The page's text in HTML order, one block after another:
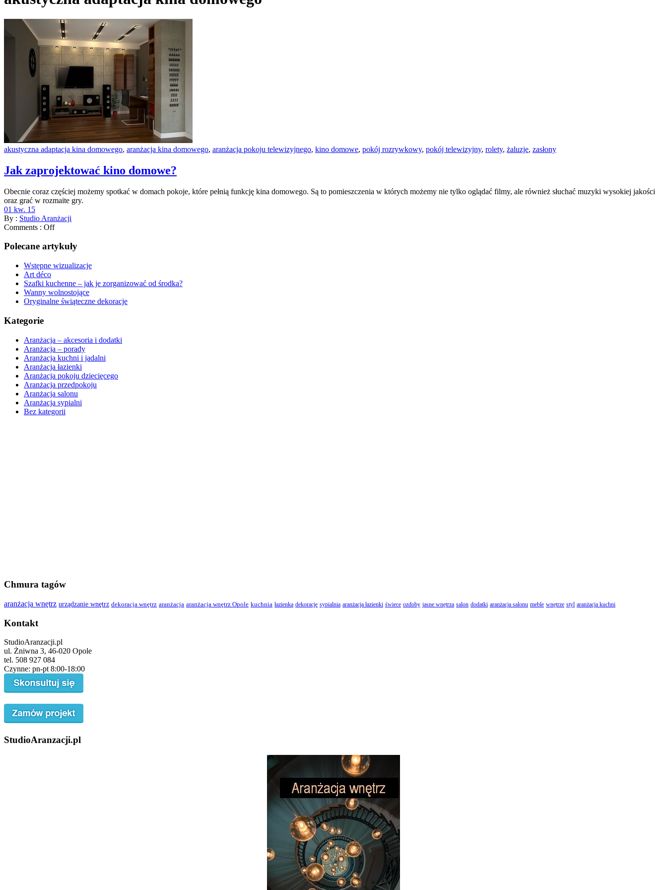
akustyczna adaptacja kina domowego, aranżacja kina domowego, aranżacja pokoju telewizyjnego, kino domowe, pokój rozrywkowy, pokój telewizyjny, rolety, żaluzje, zasłony
Jak zaprojektować kino domowe?
Obecnie coraz częściej możemy spotkać w domach pokoje, które pełnią funkcję kina domowego. Są to pomieszczenia w których możemy nie tylko oglądać filmy, ale również słuchać muzyki wysokiej jakości
oraz grać w rozmaite gry.
01 kw. 15
By : Studio Aranżacji
Comments : Off
Polecane artykuły
Wstępne wizualizacje
Art déco
Szafki kuchenne – jak je zorganizować od środka?
Wanny wolnostojące
Oryginalne świąteczne dekoracje
Kategorie
Aranżacja – akcesoria i dodatki
Aranżacja – porady
Aranżacja kuchni i jadalni
Aranżacja łazienki
Aranżacja pokoju dziecięcego
Aranżacja przedpokoju
Aranżacja salonu
Aranżacja sypialni
Bez kategorii
Chmura tagów
aranżacja wnętrz urządzanie wnętrz dekoracja wnętrz aranżacja aranżacja wnętrz Opole kuchnia łazienka dekoracje sypialnia aranżacja łazienki świece ozdoby jasne wnętrza salon dodatki aranżacja salonu meble wnętrze styl aranżacja kuchni
Kontakt
StudioAranzacji.pl
ul. Żniwna 3, 46-020 Opole
tel. 508 927 084
Czynne: pn-pt 8:00-18:00
StudioAranzacji.pl